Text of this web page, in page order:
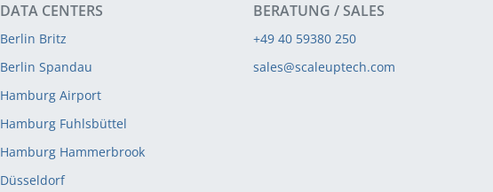
DATA CENTERS
Berlin Britz
Berlin Spandau
Hamburg Airport
Hamburg Fuhlsbüttel
Hamburg Hammerbrook
Düsseldorf
BERATUNG / SALES
+49 40 59380 250
sales@scaleuptech.com